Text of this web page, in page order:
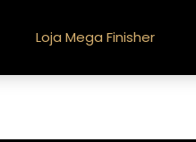
Loja Mega Finisher